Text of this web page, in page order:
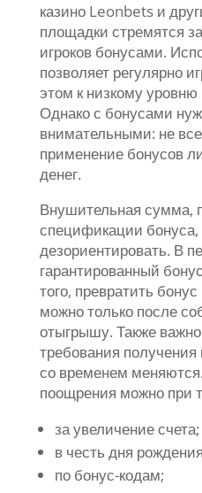
казино Leonbets и
площадки стремятся
игроков бонусами.
позволяет регулярно
этом к низкому
Однако с бонусами
внимательными: не
применение бонусов
денег.
Внушительная сумма,
спецификации
дезориентировать. В
гарантированный
того, превратить
можно только после
отыгрышу. Также
требования
со временем
поощрения можно при
за увеличение счета;
в честь дня
по бонус-кодам;